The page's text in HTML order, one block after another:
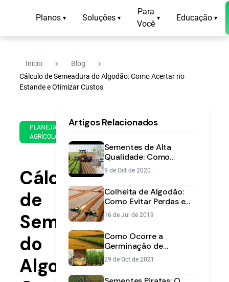
Planos ▾ Soluções ▾
Para
Você
▾ Educação ▾
Início navigate_next Blog navigate_next
Cálculo de Semeadura do Algodão: Como Acertar no
Estande e Otimizar Custos
PLANEJAMENTO
AGRÍCOLA
de
de
2021
min
leitura
Cálculo
de
Semeadura
do
Algodão:
Artigos Relacionados
Sementes de Alta
Qualidade: Como
Garantir o Sucesso da
Lavoura
9 de Oct de 2020
Colheita de Algodão:
Como Evitar Perdas e
Maximizar Qualidade da
Fibra
16 de Jul de 2019
Como Ocorre a
Germinação de
Sementes: Guia | Aegro
29 de Oct de 2021